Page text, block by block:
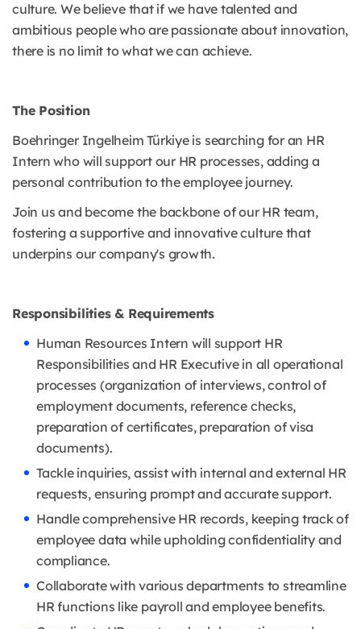
culture. We believe that if we have talented and
ambitious people who are passionate about innovation,
there is no limit to what we can achieve.
The Position
Boehringer Ingelheim Türkiye is searching for an HR
Intern who will support our HR processes, adding a
personal contribution to the employee journey.
Join us and become the backbone of our HR team,
fostering a supportive and innovative culture that
underpins our company's growth.
Responsibilities & Requirements
Human Resources Intern will support HR
Responsibilities and HR Executive in all operational
processes (organization of interviews, control of
employment documents, reference checks,
preparation of certificates, preparation of visa
documents).
Tackle inquiries, assist with internal and external HR
requests, ensuring prompt and accurate support.
Handle comprehensive HR records, keeping track of
employee data while upholding confidentiality and
compliance.
Collaborate with various departments to streamline
HR functions like payroll and employee benefits.